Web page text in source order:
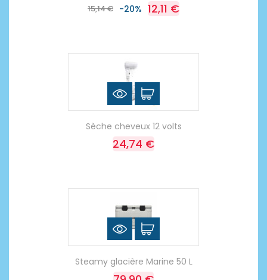
15,14 € -20% 12,11 €
Sèche cheveux 12 volts
24,74 €
Steamy glacière Marine 50 L